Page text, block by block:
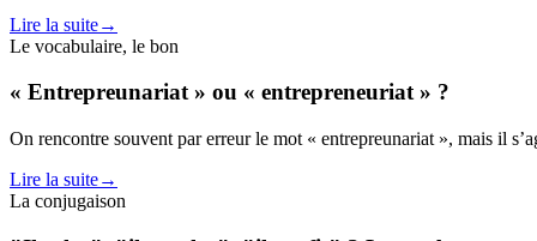
Lire la suite→
Le vocabulaire, le bon
« Entrepreunariat » ou « entrepreneuriat » ?
On rencontre souvent par erreur le mot « entrepreunariat », mais il
Lire la suite→
La conjugaison